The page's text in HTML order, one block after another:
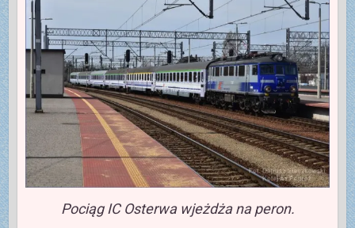
Pociąg IC Osterwa wjeżdża na peron.